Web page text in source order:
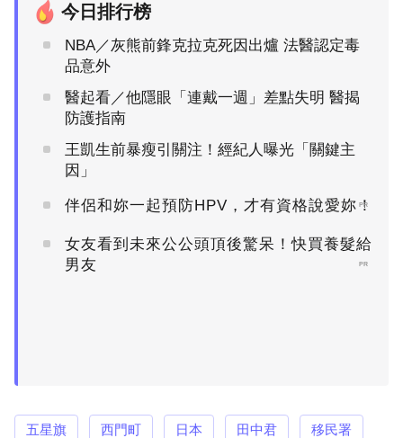
今日排行榜
NBA／灰熊前鋒克拉克死因出爐 法醫認定毒
品意外
醫起看／他隱眼「連戴一週」差點失明 醫揭
防護指南
王凱生前暴瘦引關注！經紀人曝光「關鍵主
因」
伴侶和妳一起預防HPV，才有資格說愛妳！
PR
女友看到未來公公頭頂後驚呆！快買養髮給
男友
PR
五星旗 西門町 日本 田中君 移民署